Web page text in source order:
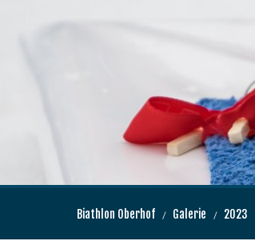
Biathlon Oberhof Galerie 2023